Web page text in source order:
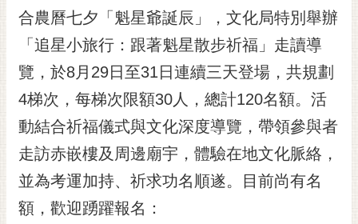
閱
電
報
市
民
信
箱
English
日
合農曆七夕「魁星爺誕辰」，文化局特別舉辦
「追星小旅行：跟著魁星散步祈福」走讀導
覽，於8月29日至31日連續三天登場，共規劃
4梯次，每梯次限額30人，總計120名額。活
動結合祈福儀式與文化深度導覽，帶領參與者
走訪赤嵌樓及周邊廟宇，體驗在地文化脈絡，
並為考運加持、祈求功名順遂。目前尚有名
額，歡迎踴躍報名：